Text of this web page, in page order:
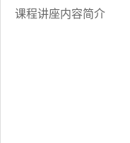
课程讲座内容简介